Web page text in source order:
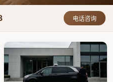
电话咨询